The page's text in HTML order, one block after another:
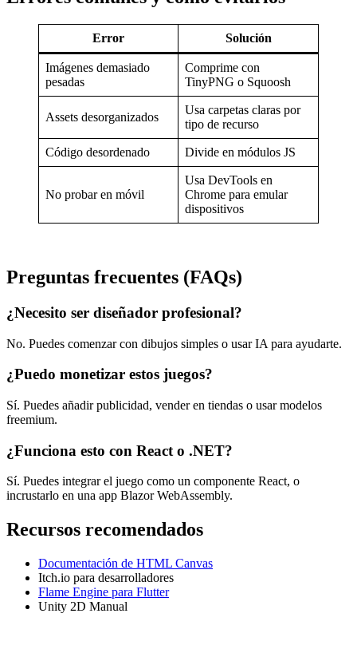
Error Solución
Imágenes demasiado
pesadas
Comprime con
TinyPNG o Squoosh
Assets desorganizados
Usa carpetas claras por
tipo de recurso
Código desordenado Divide en módulos JS
No probar en móvil
Usa DevTools en
Chrome para emular
dispositivos
Preguntas frecuentes (FAQs)
¿Necesito ser diseñador profesional?
No. Puedes comenzar con dibujos simples o usar IA para ayudarte.
¿Puedo monetizar estos juegos?
Sí. Puedes añadir publicidad, vender en tiendas o usar modelos
freemium.
¿Funciona esto con React o .NET?
Sí. Puedes integrar el juego como un componente React, o
incrustarlo en una app Blazor WebAssembly.
Recursos recomendados
Documentación de HTML Canvas
Itch.io para desarrolladores
Flame Engine para Flutter
Unity 2D Manual